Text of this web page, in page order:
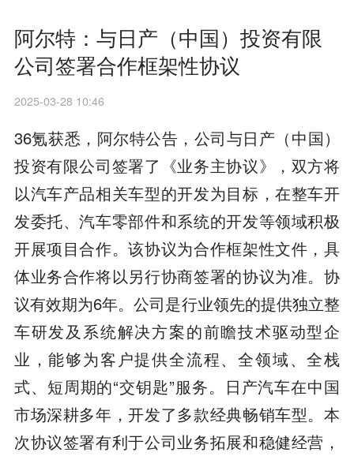
阿尔特：与日产（中国）投资有限
公司签署合作框架性协议
2025-03-28 10:46
36氪获悉，阿尔特公告，公司与日产（中国）
投资有限公司签署了《业务主协议》，双方将
以汽车产品相关车型的开发为目标，在整车开
发委托、汽车零部件和系统的开发等领域积极
开展项目合作。该协议为合作框架性文件，具
体业务合作将以另行协商签署的协议为准。协
议有效期为6年。公司是行业领先的提供独立整
车研发及系统解决方案的前瞻技术驱动型企
业，能够为客户提供全流程、全领域、全栈
式、短周期的“交钥匙”服务。日产汽车在中国
市场深耕多年，开发了多款经典畅销车型。本
次协议签署有利于公司业务拓展和稳健经营，